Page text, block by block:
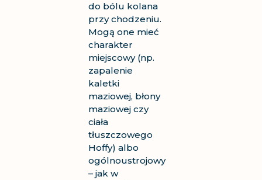
do bólu kolana
przy chodzeniu.
Mogą one mieć
charakter
miejscowy (np.
zapalenie
kaletki
maziowej, błony
maziowej czy
ciała
tłuszczowego
Hoffy) albo
ogólnoustrojowy
– jak w